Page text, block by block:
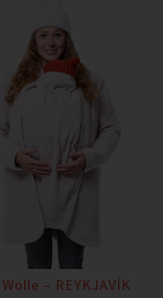
– REYKJAVÍK